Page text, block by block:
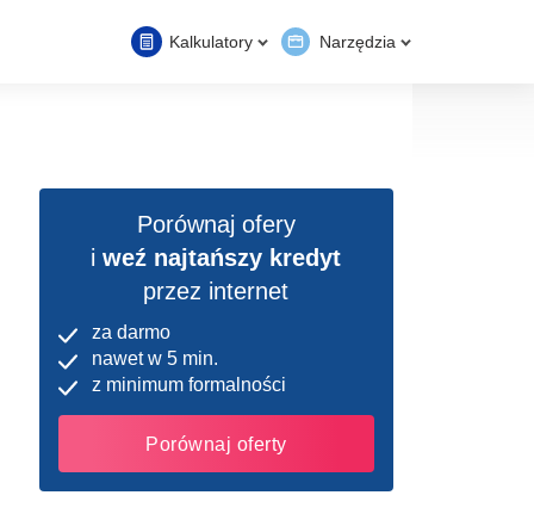
Kalkulatory Narzędzia
Porównaj ofery
iweź najtańszy kredyt
przez internet
za darmo
nawet w 5 min.
z minimum formalności
Porównaj oferty